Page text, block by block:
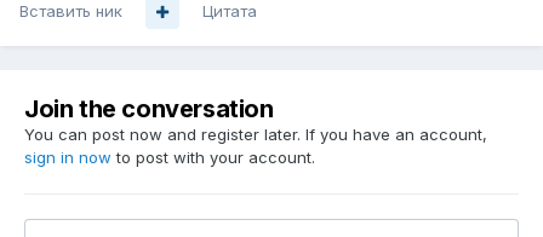
Вставить ник Цитата
Join the conversation
You can post now and register later. If you have an account,
sign in now to post with your account.